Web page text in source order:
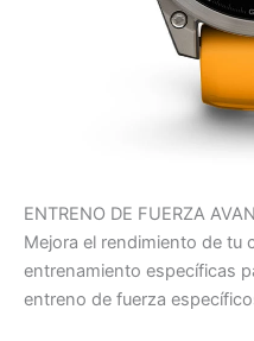
ENTRENO DE FUERZA
Mejora el rendimiento de tu
entrenamiento específicas
entreno de fuerza